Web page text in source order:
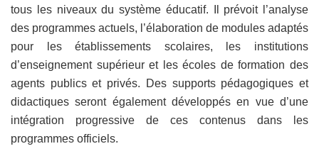
tous les niveaux du système éducatif. Il prévoit l’analyse
des programmes actuels, l’élaboration de modules adaptés
pour les établissements scolaires, les institutions
d’enseignement supérieur et les écoles de formation des
agents publics et privés. Des supports pédagogiques et
didactiques seront également développés en vue d’une
intégration progressive de ces contenus dans les
programmes officiels.